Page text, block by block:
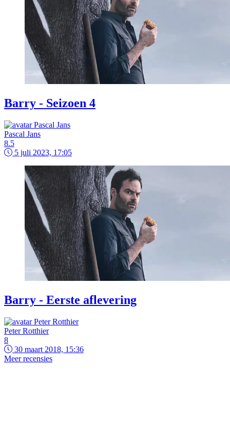
Barry - Seizoen 4
Pascal Jans
8.5
5 juli 2023, 17:05
Barry - Eerste aflevering
Peter Rotthier
8
30 maart 2018, 15:36
Meer recensies